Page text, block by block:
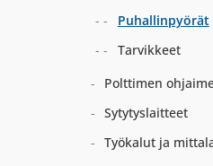
Puhallinpyörät
Tarvikkeet
Polttimen
Sytytyslaitteet
Työkalut ja